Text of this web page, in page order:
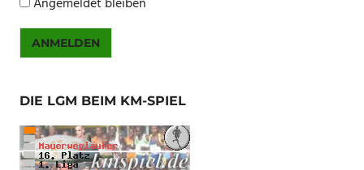
ANMELDEN
DIE LGM BEIM KM-SPIEL